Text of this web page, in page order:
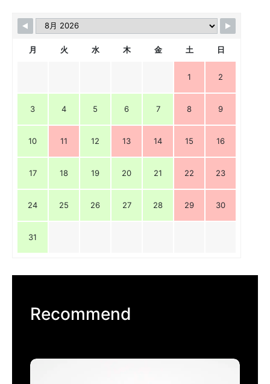
月 火 水 木 金 土 日
1 2
3 4 5 6 7 8 9
10 11 12 13 14 15 16
17 18 19 20 21 22 23
24 25 26 27 28 29 30
31
Recommend